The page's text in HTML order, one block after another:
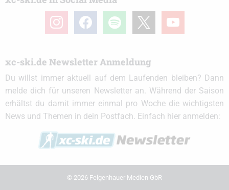
instagramfacebook spotify youtube
xc-ski.de Newsletter Anmeldung
Du willst immer aktuell auf dem Laufenden bleiben? Dann
melde dich für unseren Newsletter an. Während der Saison
erhältst du damit immer einmal pro Woche die wichtigsten
News und Themen in dein Postfach. Einfach hier anmelden:
© 2026 Felgenhauer Medien GbR